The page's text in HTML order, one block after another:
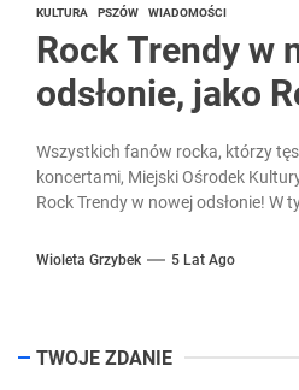
KULTURA PSZÓW WIADOMOŚCI
Rock Trendy w
odsłonie, jako
Wszystkich fanów rocka, którzy
koncertami, Miejski Ośrodek
Rock Trendy w nowej odsłonie! W
Wioleta Grzybek 5 Lat Ago
TWOJE ZDANIE